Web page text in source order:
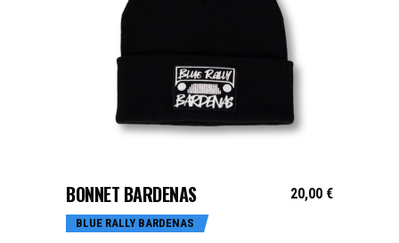
BONNET BARDENAS 20,00 €
BLUE RALLY BARDENAS